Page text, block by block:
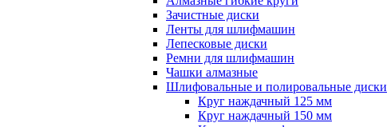
Зачистные диски
Ленты для шлифмашин
Лепесковые диски
Ремни для шлифмашин
Чашки алмазные
Шлифовальные и полировальные диски
Круг наждачный 125 мм
Круг наждачный 150 мм